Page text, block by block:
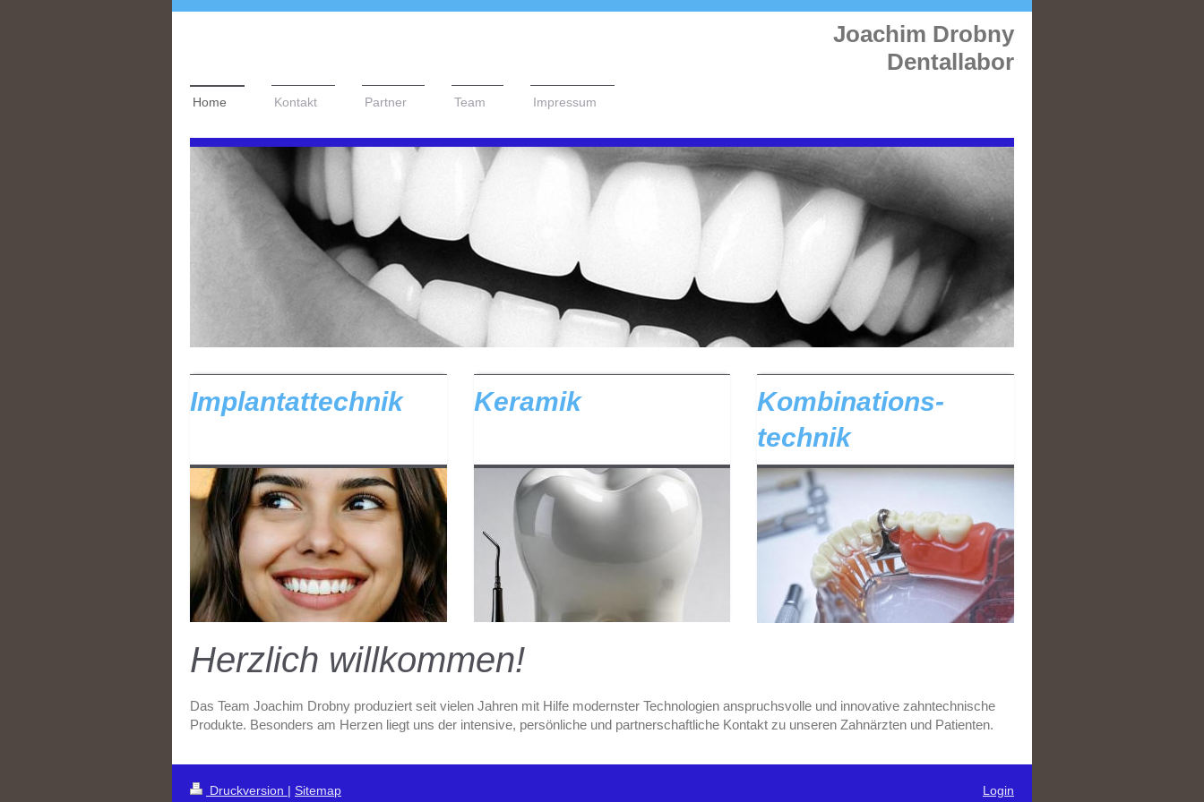
Joachim Drobny
Dentallabor
Home Kontakt Partner Team Impressum
Implantattechnik Keramik
Kombinations-
technik
Herzlich willkommen!
Das Team Joachim Drobny produziert seit vielen Jahren mit Hilfe modernster Technologien anspruchsvolle und innovative zahntechnische
Produkte. Besonders am Herzen liegt uns der intensive, persönliche und partnerschaftliche Kontakt zu unseren Zahnärzten und Patienten.
Druckversion | Sitemap
Login